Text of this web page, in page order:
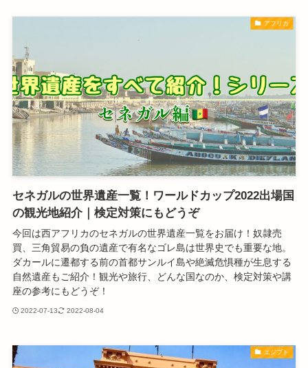
アフリカ
セネガルの世界遺産一覧！ワールドカップ2022出場国
の観光地紹介｜検定対策にもどうぞ
今回は西アフリカのセネガルの世界遺産一覧をお届け！奴隷売
買、三角貿易の負の遺産で有名なゴレ島は世界史でも重要な地。
ダカールに遷都する前の首都サンルイ島や絶滅危惧種が生息する
自然遺産もご紹介！観光や旅行、どんな国なのか、検定対策や講
座の参考にもどうぞ！
2022-07-13 2022-08-04
エジプト